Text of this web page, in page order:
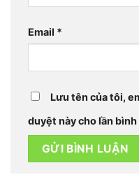
Email *
Lưu tên của tôi,
duyệt này cho lần